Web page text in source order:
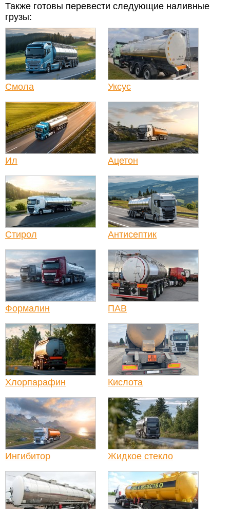
Также готовы перевести следующие наливные
грузы:
Смола Уксус
Ил Ацетон
Стирол Антисептик
Формалин ПАВ
Хлорпарафин Кислота
Ингибитор Жидкое стекло